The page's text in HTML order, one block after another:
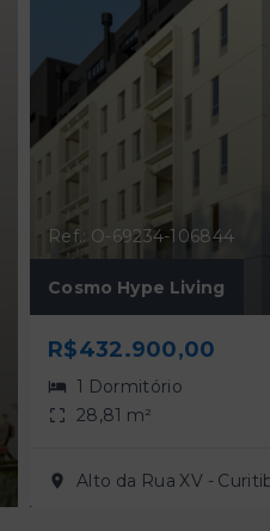
Ref.: O-69234-106844
Cosmo Hype Living
R$432.900,00
1 Dormitório
28,81 m²
Alto da Rua XV -